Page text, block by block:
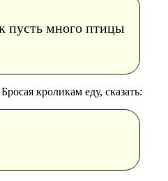
пусть много птицы
кроликам еду, сказать: